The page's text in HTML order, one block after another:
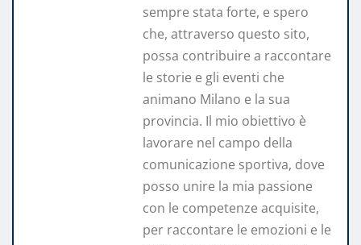
sempre stata forte, e spero
che, attraverso questo sito,
possa contribuire a raccontare
le storie e gli eventi che
animano Milano e la sua
provincia. Il mio obiettivo è
lavorare nel campo della
comunicazione sportiva, dove
posso unire la mia passione
con le competenze acquisite,
per raccontare le emozioni e le